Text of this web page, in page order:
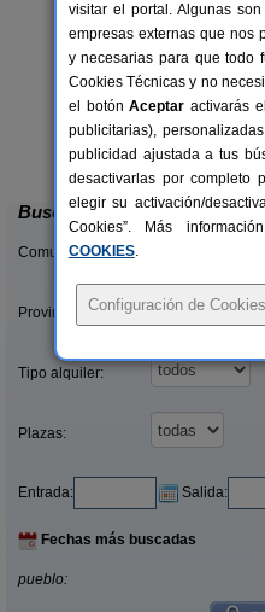
El Portal de
Castroserna De
Buscar
Comunidades:
Provincias/Islas:
Tipo alquiler:
Plazas:
Entrada: Salida:
Fechas más buscadas
pueblo:
visitar el portal. Algunas
empresas externas que nos
y necesarias para que todo
Cookies Técnicas y no
el botónAceptar activarás
publicitarias),
publicidad ajustada a tus
desactivarlas por completo
elegir su activación/
Cookies”. Más
COOKIES.